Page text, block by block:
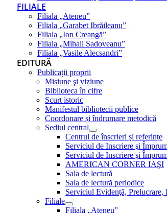
FILIALE
Filiala „Ateneu”
Filiala „Garabet Ibrăileanu”
Filiala „Ion Creangă”
Filiala „Mihail Sadoveanu”
Filiala „Vasile Alecsandri”
EDITURĂ
Publicații proprii
Misiune şi viziune
Biblioteca în cifre
Scurt istoric
Manifestul bibliotecii publice
Coordonare și îndrumare metodică
Sediul central
Centrul de înscrieri și referințe
Serviciul de Inscriere şi
Serviciul de Inscriere şi
AMERICAN CORNER IAŞI
Sala de lectură
Sala de lectură periodice
Serviciul Evidenţă,
Filiale
Filiala „Ateneu”